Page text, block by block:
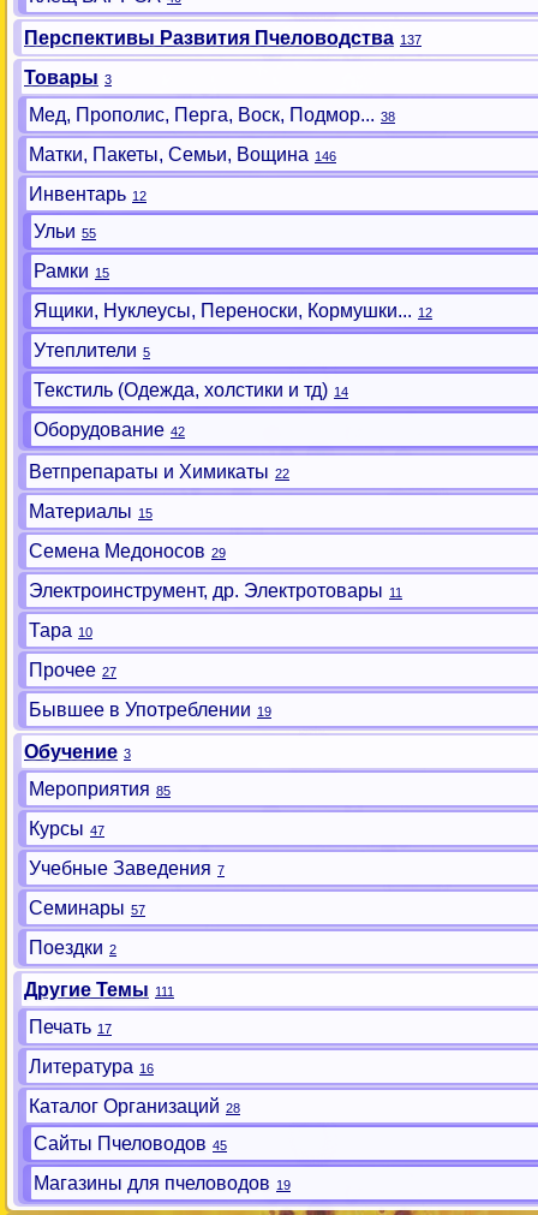
Перспективы Развития Пчеловодства 137
Товары 3
Мед, Прополис, Перга, Воск, Подмор... 38
Матки, Пакеты, Семьи, Вощина 146
Инвентарь 12
Ульи 55
Рамки 15
Ящики, Нуклеусы, Переноски, Кормушки... 12
Утеплители 5
Текстиль (Одежда, холстики и тд) 14
Оборудование 42
Ветпрепараты и Химикаты 22
Материалы 15
Семена Медоносов 29
Электроинструмент, др. Электротовары 11
Тара 10
Прочее 27
Бывшее в Употреблении 19
Обучение 3
Мероприятия 85
Курсы 47
Учебные Заведения 7
Семинары 57
Поездки 2
Другие Темы 111
Печать 17
Литература 16
Каталог Организаций 28
Сайты Пчеловодов 45
Магазины для пчеловодов 19